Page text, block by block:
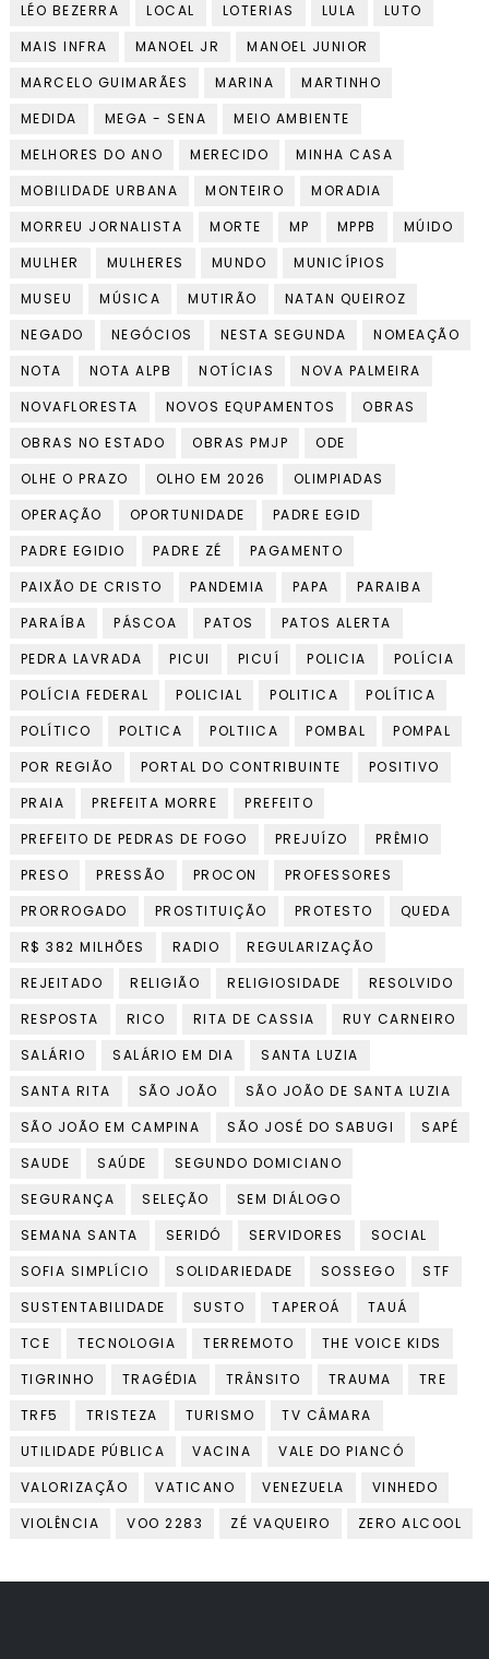
LÉO BEZERRA
LOCAL LOTERIAS LULA
LUTO
MAIS INFRA
MANOEL JR
MANOEL JUNIOR
MARCELO GUIMARÃES
MARINA
MARTINHO
MEDIDA
MEGA - SENA
MEIO AMBIENTE
MELHORES DO ANO
MERECIDO
MINHA CASA
MOBILIDADE URBANA
MONTEIRO
MORADIA
MORREU JORNALISTA
MORTE MP MPPB
MÚIDO
MULHER
MULHERES MUNDO
MUNICÍPIOS
MUSEU
MÚSICA MUTIRÃO
NATAN QUEIROZ
NEGADO
NEGÓCIOS NESTA SEGUNDA
NOMEAÇÃO
NOTA
NOTA ALPB NOTÍCIAS
NOVA PALMEIRA
NOVAFLORESTA
NOVOS EQUPAMENTOS
OBRAS
OBRAS NO ESTADO
OBRAS PMJP
ODE
OLHE O PRAZO
OLHO EM 2026
OLIMPIADAS
OPERAÇÃO
OPORTUNIDADE
PADRE EGID
PADRE EGIDIO
PADRE ZÉ
PAGAMENTO
PAIXÃO DE CRISTO
PANDEMIA PAPA
PARAIBA
PARAÍBA
PÁSCOA PATOS
PATOS ALERTA
PEDRA LAVRADA
PICUI PICUÍ POLICIA
POLÍCIA
POLÍCIA FEDERAL
POLICIAL POLITICA
POLÍTICA
POLÍTICO
POLTICA POLTIICA POMBAL
POMPAL
POR REGIÃO
PORTAL DO CONTRIBUINTE
POSITIVO
PRAIA
PREFEITA MORRE
PREFEITO
PREFEITO DE PEDRAS DE FOGO
PREJUÍZO
PRÊMIO
PRESO
PRESSÃO PROCON
PROFESSORES
PRORROGADO
PROSTITUIÇÃO PROTESTO
QUEDA
R$ 382 MILHÕES
RADIO
REGULARIZAÇÃO
REJEITADO
RELIGIÃO RELIGIOSIDADE
RESOLVIDO
RESPOSTA
RICO RITA DE CASSIA
RUY CARNEIRO
SALÁRIO
SALÁRIO EM DIA
SANTA LUZIA
SANTA RITA
SÃO JOÃO
SÃO JOÃO DE SANTA LUZIA
SÃO JOÃO EM CAMPINA
SÃO JOSÉ DO SABUGI
SAPÉ
SAUDE
SAÚDE
SEGUNDO DOMICIANO
SEGURANÇA
SELEÇÃO
SEM DIÁLOGO
SEMANA SANTA
SERIDÓ SERVIDORES
SOCIAL
SOFIA SIMPLÍCIO
SOLIDARIEDADE SOSSEGO
STF
SUSTENTABILIDADE
SUSTO TAPEROÁ
TAUÁ
TCE
TECNOLOGIA TERREMOTO
THE VOICE KIDS
TIGRINHO
TRAGÉDIA TRÂNSITO TRAUMA
TRE
TRF5
TRISTEZA TURISMO
TV CÂMARA
UTILIDADE PÚBLICA
VACINA
VALE DO PIANCÓ
VALORIZAÇÃO
VATICANO VENEZUELA
VINHEDO
VIOLÊNCIA
VOO 2283 ZÉ VAQUEIRO ZERO ALCOOL